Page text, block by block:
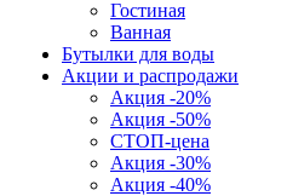
Гостиная
Ванная
Бутылки для воды
Акции и распродажи
Акция -20%
Акция -50%
СТОП-цена
Акция -30%
Акция -40%